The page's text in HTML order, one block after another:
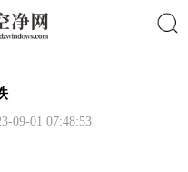
09-01 07:48:53